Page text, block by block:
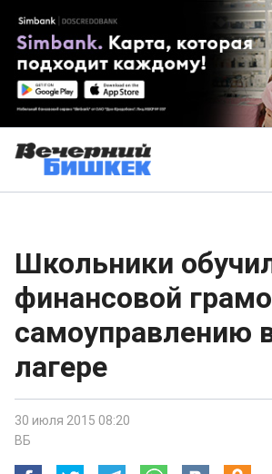
Школьники
финансовой
самоуправлению
лагере
30 июля 2015 08:20
ВБ